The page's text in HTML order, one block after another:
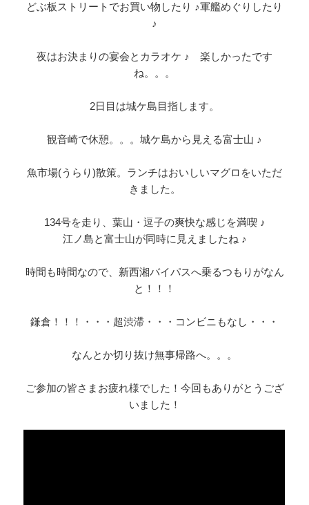
どぶ板ストリートでお買い物したり ♪軍艦めぐりしたり
♪
夜はお決まりの宴会とカラオケ ♪ 楽しかったです
ね。。。
2日目は城ケ島目指します。
観音崎で休憩。。。城ケ島から見える富士山 ♪
魚市場(うらり)散策。ランチはおいしいマグロをいただ
きました。
134号を走り、葉山・逗子の爽快な感じを満喫 ♪
江ノ島と富士山が同時に見えましたね ♪
時間も時間なので、新西湘バイパスへ乗るつもりがなん
と！！！
鎌倉！！！・・・超渋滞・・・コンビニもなし・・・
なんとか切り抜け無事帰路へ。。。
ご参加の皆さまお疲れ様でした！今回もありがとうござ
いました！